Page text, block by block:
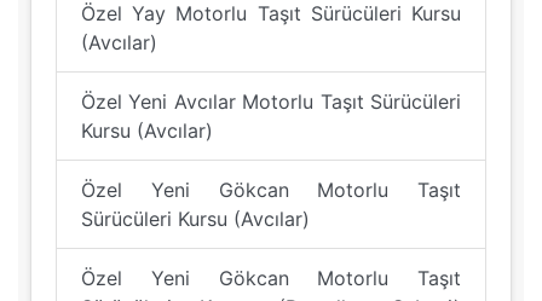
Özel Yay Motorlu Taşıt Sürücüleri Kursu
(Avcılar)
Özel Yeni Avcılar Motorlu Taşıt Sürücüleri
Kursu (Avcılar)
Özel Yeni Gökcan Motorlu Taşıt
Sürücüleri Kursu (Avcılar)
Özel Yeni Gökcan Motorlu Taşıt